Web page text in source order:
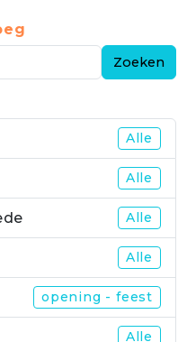
Zoeken
Alle
Alle
Alle
Alle
opening - feest
Alle